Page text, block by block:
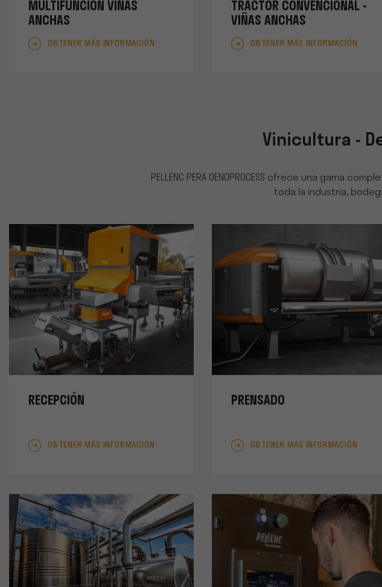
MULTIFUNCIÓN VIÑAS
ANCHAS
OBTENER MÁS INFORMACIÓN
TRACTOR CONVENCIONAL -
VIÑAS ANCHAS
OBTENER MÁS INFORMACIÓN
Vinicultura -
PELLENC PERA OENOPROCESS ofrece una gama
toda la industria,
RECEPCIÓN
OBTENER MÁS INFORMACIÓN
PRENSADO
OBTENER MÁS INFORMACIÓN